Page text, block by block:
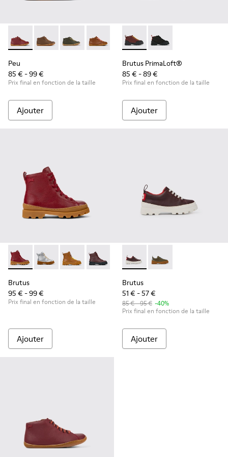
Peu - 90019-098 - Bottines en cuir bordeaux pour enfant
Peu - 90019-131
Peu - 90019-130Peu - 90019-126Peu - 90019-125
Peu - 90019-124
Peu - 90019-123
Peu
85 € - 99 €
Prix final en fonction de la taille
Ajouter
Brutus PrimaLoft® -
Brutus PrimaLoft® -
Brutus PrimaLoft®
85 € - 89 €
Prix final en fonction de la taille
Ajouter
Brutus - K900179-014 - Bottes à lacets en cuir bordeaux
Brutus - K900179-035
Brutus - K900179-032
Brutus - K900179-031 - Bottines en
Brutus - K900179-027
Brutus - K900179-026
Brutus -
Brutus
95 € - 99 €
Prix final en fonction de la taille
Ajouter
Brutus - K800420-006 -
Brutus - K800420-
Brutus
51 € - 57 €
85 € - 95 € -40%
Prix final en fonction de la taille
Ajouter